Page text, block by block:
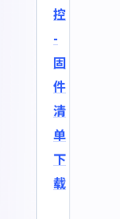
控
-
固
件
清
单
下
载